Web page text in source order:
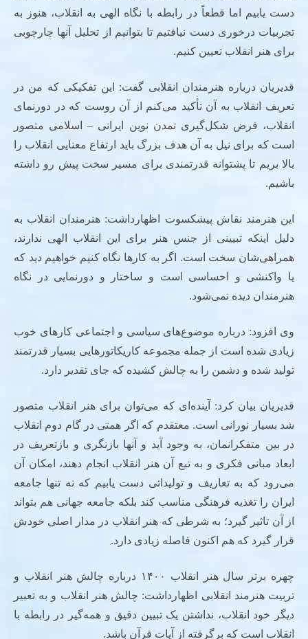
دست یابیم اما قطعاً در رابطه با نگاه الهی به انقلاب، هنوز به
تجربیات درخوری دست نیافتیم تا بتوانیم از تحلیل آنها چارچوبی
برای هنر انقلاب تعیین کنیم.
قدیریان درباره هنرمندان انقلابی گفت: این تفکیکی که من در
تعریف انقلاب به آن تأکید می‌کنم از آن روست که در دورنمای
انقلاب، فرض شکل‌گیری تمدن نوین ایرانی – اسلامی متصور
است که برای نیل به آن هدف بزرگ باید ارتفاع معنایی انقلاب را
بالا بریم تا پشتوانه قدرتمندی برای مسیر سخت پیش رو داشته
باشیم.
این هنرمند نقاش پیشکسوت اظهارداشت: هنرمندان انقلاب به
دلیل اینکه تبیینی از جنس هنر برای این انقلاب الهی ندارند،
همراهی‌شان سخت است. اگر به کارها نگاه کنیم خواهیم دید که
یا واکنشی و احساسی است و ساختار و دورنمایی در نگاه
هنرمندان دیده نمی‌شود.
وی افزود: درباره موضوع‌های سیاسی و اجتماعی کارهای خوب
زیادی شده است از جمله مجموعه کاریکاتورهایی بسیار قدرتمند
تولید شده و دشمن را به چالش کشیده که جای تقدیر دارد.
قدیریان بیان کرد: آینده‌ای که می‌توان برای هنر انقلاب متصور
شد بسیار نورانی است. معتقدم که اگر همتی در گام دوم انقلاب
در بین متفکرانمان، به وجود آید و آنها بازنگری و بازتعریف در
ابعاد مبانی فکری و به تبع آن هنر انقلاب انجام دهند، امکان آن
می‌رود که به تعاریف و تولیداتی دست یابیم که نه تنها جامعه
ایران را تغذیه فرهنگی مناسب کند بلکه جامعه جهانی هم بتواند
از آن تاثیر گیرد؛ به شرطی که هنر انقلاب در مدار اصلی خودش
قرار گیرد که هم اکنون فاصله زیادی دارد.
چهره برتر سال هنر انقلاب ۱۴۰۰ درباره چالش هنر انقلاب و
تربیت هنرمند انقلابی اظهارداشت: چالش هنر انقلاب و به تعبیر
دیگر خود انقلاب، نداشتن یک تبیین دقیق و همه‌گیر در رابطه با
انقلاب است که برگرفته از آیات قرآن باشد.